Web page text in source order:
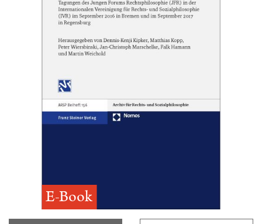
E-Book